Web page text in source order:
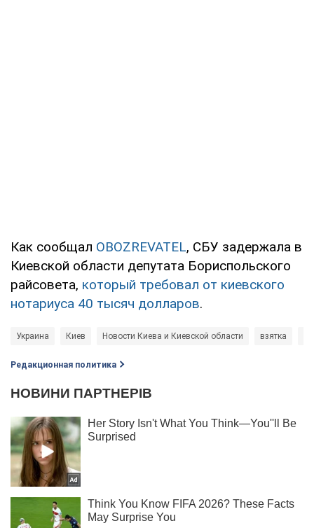
Как сообщал OBOZREVATEL, СБУ задержала в
Киевской области депутата Бориспольского
райсовета, который требовал от киевского
нотариуса 40 тысяч долларов.
Украина Киев Новости Киева и Киевской области взятка
Редакционная политика